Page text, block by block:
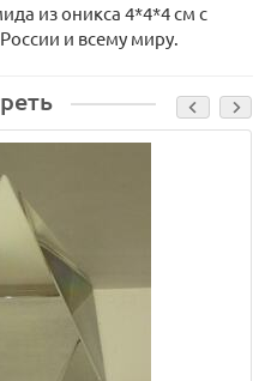
из оникса 4*4*4 см с
и всему миру.